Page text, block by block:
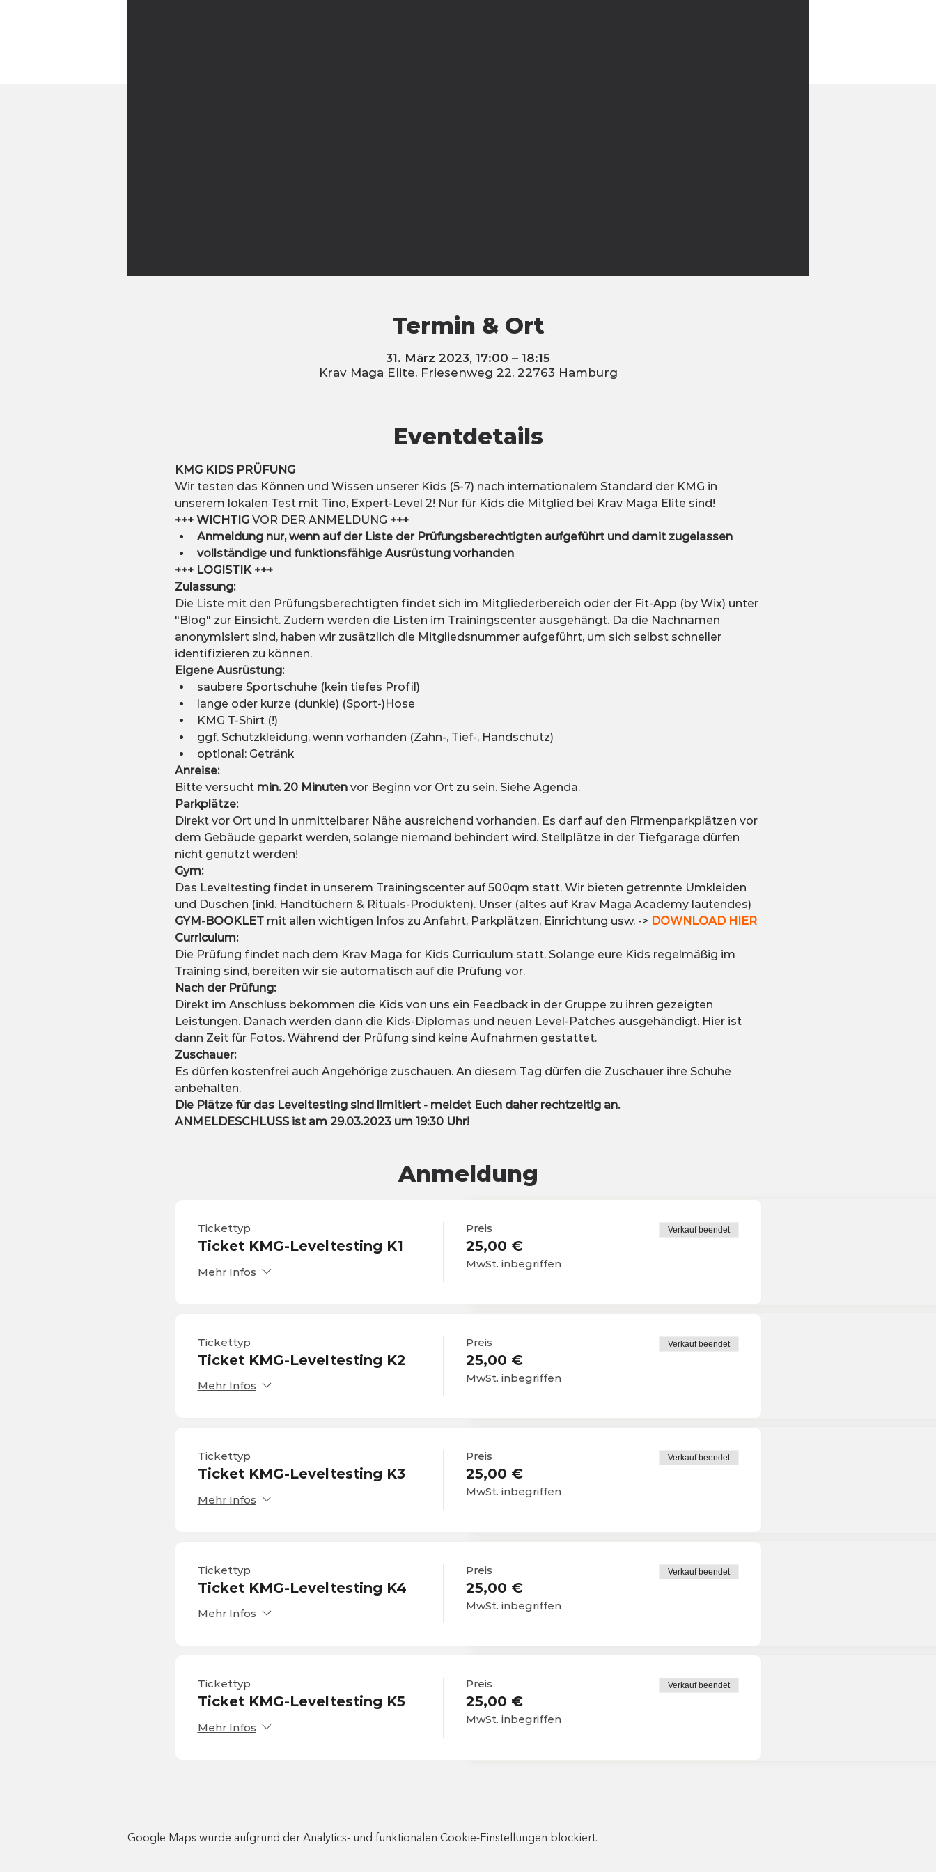
Termin & Ort
31. März 2023, 17:00 – 18:15
Krav Maga Elite, Friesenweg 22, 22763 Hamburg
Eventdetails
KMG KIDS PRÜFUNG
Wir testen das Können und Wissen unserer Kids (5-7) nach internationalem Standard der KMG in
unserem lokalen Test mit Tino, Expert-Level 2! Nur für Kids die Mitglied bei Krav Maga Elite sind!
+++ WICHTIG VOR DER ANMELDUNG +++
Anmeldung nur, wenn auf der Liste der Prüfungsberechtigten aufgeführt und damit zugelassen
vollständige und funktionsfähige Ausrüstung vorhanden
+++ LOGISTIK +++
Zulassung:
Die Liste mit den Prüfungsberechtigten findet sich im Mitgliederbereich oder der Fit-App (by Wix) unter
"Blog" zur Einsicht. Zudem werden die Listen im Trainingscenter ausgehängt. Da die Nachnamen
anonymisiert sind, haben wir zusätzlich die Mitgliedsnummer aufgeführt, um sich selbst schneller
identifizieren zu können.
Eigene Ausrüstung:
saubere Sportschuhe (kein tiefes Profil)
lange oder kurze (dunkle) (Sport-)Hose
KMG T-Shirt (!)
ggf. Schutzkleidung, wenn vorhanden (Zahn-, Tief-, Handschutz)
optional: Getränk
Anreise:
Bitte versucht min. 20 Minuten vor Beginn vor Ort zu sein. Siehe Agenda.
Parkplätze:
Direkt vor Ort und in unmittelbarer Nähe ausreichend vorhanden. Es darf auf den Firmenparkplätzen vor
dem Gebäude geparkt werden, solange niemand behindert wird. Stellplätze in der Tiefgarage dürfen
nicht genutzt werden!
Gym:
Das Leveltesting findet in unserem Trainingscenter auf 500qm statt. Wir bieten getrennte Umkleiden
und Duschen (inkl. Handtüchern & Rituals-Produkten). Unser (altes auf Krav Maga Academy lautendes)
GYM-BOOKLET mit allen wichtigen Infos zu Anfahrt, Parkplätzen, Einrichtung usw. -> DOWNLOAD HIER
Curriculum:
Die Prüfung findet nach dem Krav Maga for Kids Curriculum statt. Solange eure Kids regelmäßig im
Training sind, bereiten wir sie automatisch auf die Prüfung vor.
Nach der Prüfung:
Direkt im Anschluss bekommen die Kids von uns ein Feedback in der Gruppe zu ihren gezeigten
Leistungen. Danach werden dann die Kids-Diplomas und neuen Level-Patches ausgehändigt. Hier ist
dann Zeit für Fotos. Während der Prüfung sind keine Aufnahmen gestattet.
Zuschauer:
Es dürfen kostenfrei auch Angehörige zuschauen. An diesem Tag dürfen die Zuschauer ihre Schuhe
anbehalten.
Die Plätze für das Leveltesting sind limitiert - meldet Euch daher rechtzeitig an.
ANMELDESCHLUSS ist am 29.03.2023 um 19:30 Uhr!
Anmeldung
Tickettyp
Ticket KMG-Leveltesting K1
Mehr Infos
Preis
25,00 €
MwSt. inbegriffen
Verkauf beendet
Tickettyp
Ticket KMG-Leveltesting K2
Mehr Infos
Preis
25,00 €
MwSt. inbegriffen
Verkauf beendet
Tickettyp
Ticket KMG-Leveltesting K3
Mehr Infos
Preis
25,00 €
MwSt. inbegriffen
Verkauf beendet
Tickettyp
Ticket KMG-Leveltesting K4
Mehr Infos
Preis
25,00 €
MwSt. inbegriffen
Verkauf beendet
Tickettyp
Ticket KMG-Leveltesting K5
Mehr Infos
Preis
25,00 €
MwSt. inbegriffen
Verkauf beendet
Google Maps wurde aufgrund der Analytics- und funktionalen Cookie-Einstellungen blockiert.